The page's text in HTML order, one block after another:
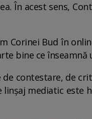
În acest sens,
Corinei Bud în
bine ce înseamnă
contestare, de
mediatic este